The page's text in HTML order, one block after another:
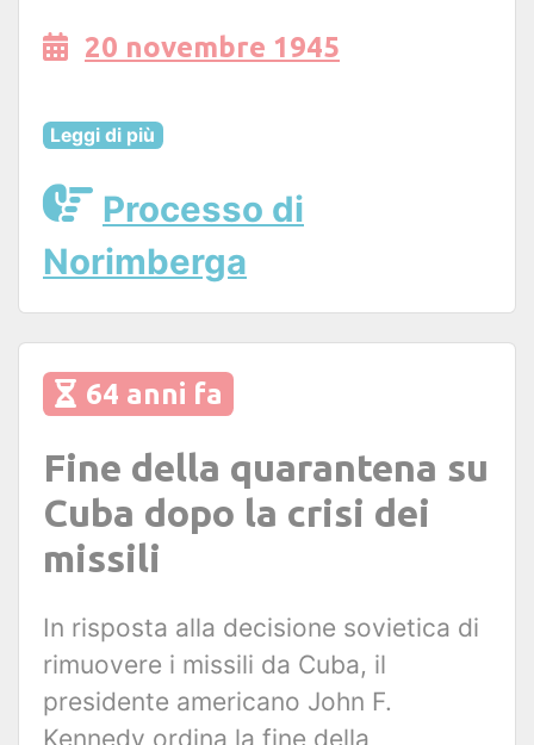
20 novembre 1945
Leggi di più
Processo di
Norimberga
64 anni fa
Fine della quarantena su
Cuba dopo la crisi dei
missili
In risposta alla decisione sovietica di
rimuovere i missili da Cuba, il
presidente americano John F.
Kennedy ordina la fine della